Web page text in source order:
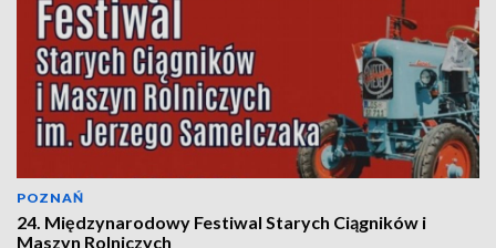
POZNAŃ
24. Międzynarodowy Festiwal Starych Ciągników i
Maszyn Rolniczych